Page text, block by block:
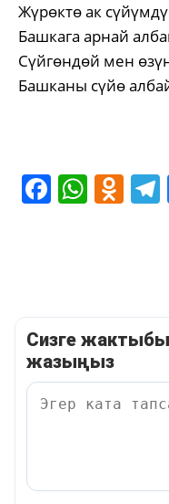
Жүрөктө ак сүйүмдү
Башкага арнай
Сүйгөндөй мен
Башканы сүйө
Сизге
жазыңыз